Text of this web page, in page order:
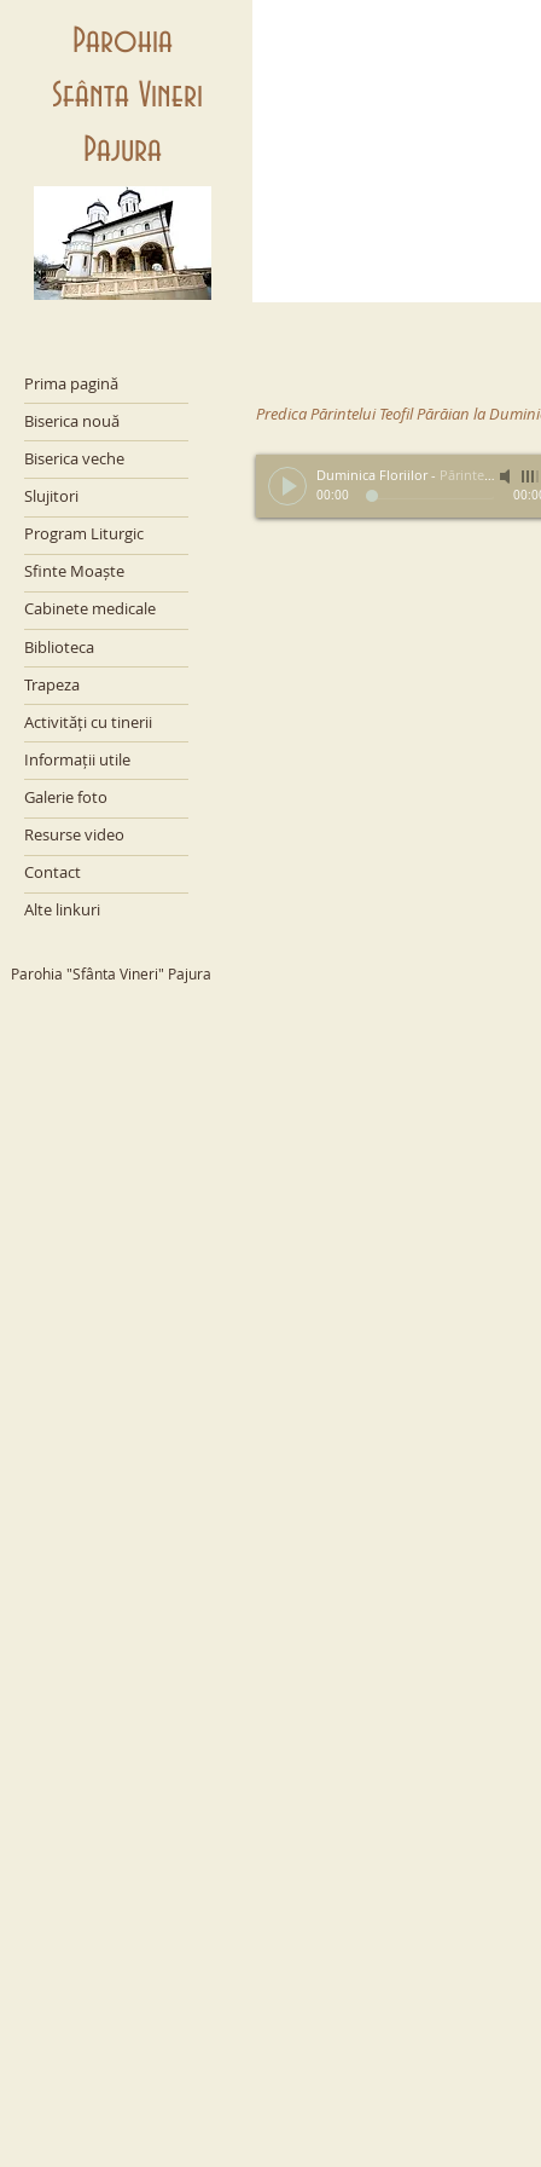
Parohia
Sfânta Vineri
Pajura
Predica Părintelui Teofil Părăian la
Duminica Floriilor - Părintele Teofil Părăian
00:00
Prima pagină
Biserica nouă
Biserica veche
Slujitori
Program Liturgic
Sfinte Moaște
Cabinete medicale
Biblioteca
Trapeza
Activități cu tinerii
Informații utile
Galerie foto
Resurse video
Contact
Alte linkuri
Parohia "Sfânta Vineri" Pajura